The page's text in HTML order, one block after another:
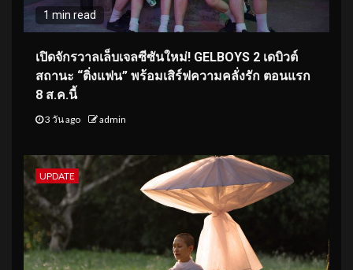
1 min read
เปิดจักรวาลเล็บเจลซีซันใหม่! GELBOYS 2 เดบิวต์
สถานะ “ติ่งแฟน” พร้อมเสิร์ฟความคลั่งรัก ตอนแรก
8 ส.ค.นี้
3 วัน ago admin
UPDATE